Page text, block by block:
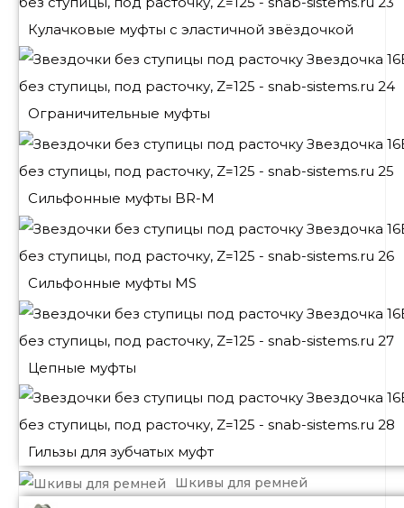
Кулачковые муфты с эластичной звёздочкой
Ограничительные муфты
Сильфонные муфты BR-M
Сильфонные муфты MS
Цепные муфты
Гильзы для зубчатых муфт
Шкивы для ремней